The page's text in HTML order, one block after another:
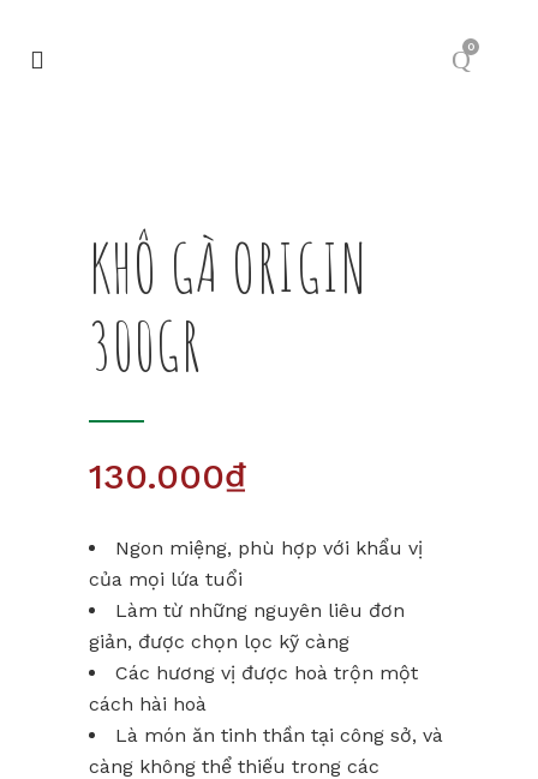
0
KHÔ GÀ ORIGIN
300GR
130.000₫
Ngon miệng, phù hợp với khẩu vị
của mọi lứa tuổi
Làm từ những nguyên liêu đơn
giản, được chọn lọc kỹ càng
Các hương vị được hoà trộn một
cách hài hoà
Là món ăn tinh thần tại công sở, và
càng không thể thiếu trong các